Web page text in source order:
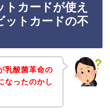
カードが使え
ットカードの不
乳酸菌革命の
なったのかし